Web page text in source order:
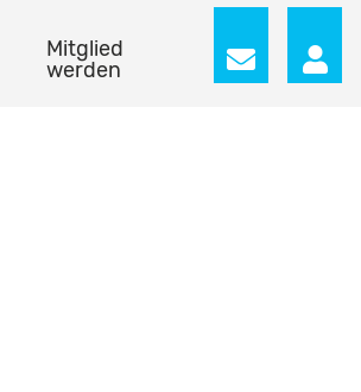
Mitglied
werden